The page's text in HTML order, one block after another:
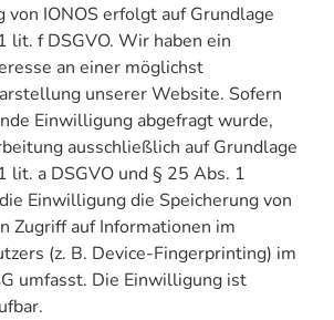
von IONOS erfolgt auf Grundlage
lit. f DSGVO. Wir haben ein
an einer möglichst
unserer Website. Sofern
Einwilligung abgefragt wurde,
ausschließlich auf Grundlage
lit. a DSGVO und § 25 Abs. 1
Einwilligung die Speicherung von
Zugriff auf Informationen im
(z. B. Device-Fingerprinting) im
umfasst. Die Einwilligung ist